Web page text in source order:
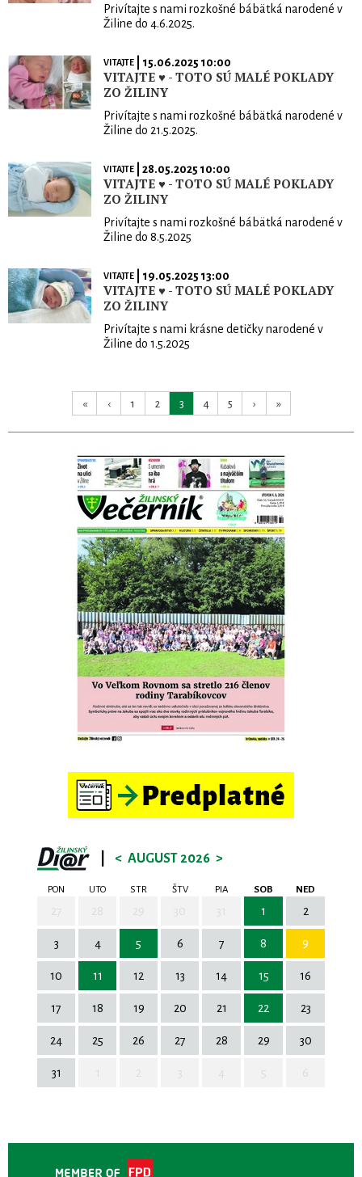
Privítajte s nami rozkošné bábätká narodené v
Žiline do 4.6.2025.
VITAJTE| 15.06.2025 10:00
VITAJTE ♥ - TOTO SÚ MALÉ POKLADY
ZO ŽILINY
Privítajte s nami rozkošné bábätká narodené v
Žiline do 21.5.2025.
VITAJTE| 28.05.2025 10:00
VITAJTE ♥ - TOTO SÚ MALÉ POKLADY
ZO ŽILINY
Privítajte s nami rozkošné bábätká narodené v
Žiline do 8.5.2025
VITAJTE| 19.05.2025 13:00
VITAJTE ♥ - TOTO SÚ MALÉ POKLADY
ZO ŽILINY
Privítajte s nami krásne detičky narodené v
Žiline do 1.5.2025
« ‹ 1 2 3 4 5 › »
< AUGUST 2026 >
PON UTO STR ŠTV PIA SOB NED
1 2
3 4 5 6 7 8 9
10 11 12 13 14 15 16
17 18 19 20 21 22 23
24 25 26 27 28 29 30
31